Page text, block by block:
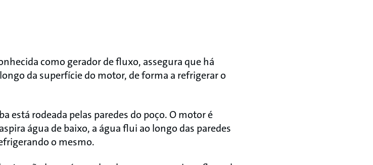
como gerador de fluxo, assegura que há
da superfície do motor, de forma a refrigerar o
está rodeada pelas paredes do poço. O motor é
água de baixo, a água flui ao longo das paredes
o mesmo.